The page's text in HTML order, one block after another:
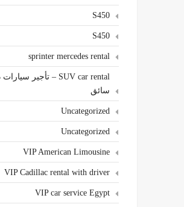
S450
S450
sprinter mercedes rental
سائق
Uncategorized
Uncategorized
VIP American Limousine
VIP Cadillac rental with driver
VIP car service Egypt